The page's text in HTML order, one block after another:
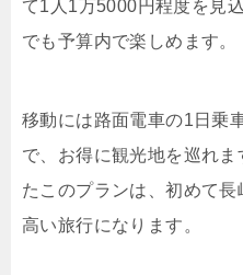
て1人1万5000円程度を見
でも予算内で楽しめます。
移動には路面電車の1日乗
で、お得に観光地を巡れま
たこのプランは、初めて
高い旅行になります。